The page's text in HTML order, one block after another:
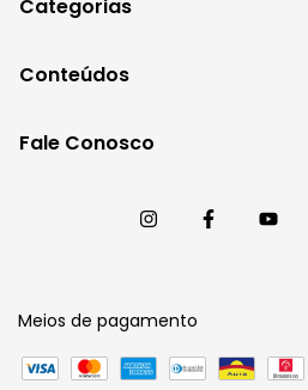
Categorias
Conteúdos
Fale Conosco
Meios de pagamento